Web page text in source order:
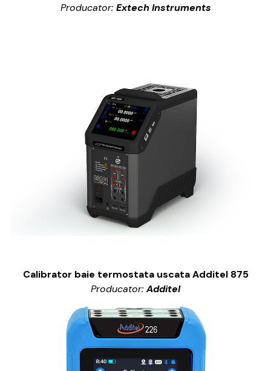
Producator: Extech Instruments
Calibrator baie termostata uscata Additel 875
Producator:Additel